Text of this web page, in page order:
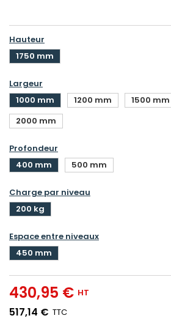
Hauteur
1750 mm
Largeur
1000 mm
1200 mm 1500 mm
2000 mm
Profondeur
400 mm
500 mm
Charge par niveau
200 kg
Espace entre niveaux
450 mm
430,95 € HT
517,14 € TTC